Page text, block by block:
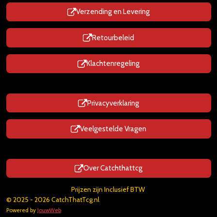
Verzending en Levering
Retourbeleid
Klachtenregeling
Privacyverklaring
Veelgestelde Vragen
Over Catchthattcg
Prijzen zijn Inclusief BTW
© 2025 - 2026 CatchThatTcg.nl
Powered by JouwWeb